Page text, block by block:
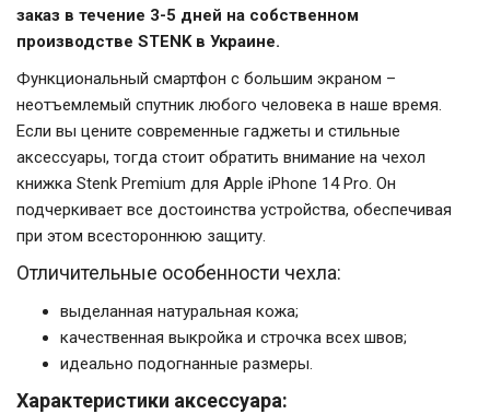
заказ в течение 3-5 дней на собственном
производстве STENK в Украине.
Функциональный смартфон с большим экраном –
неотъемлемый спутник любого человека в наше время.
Если вы цените современные гаджеты и стильные
аксессуары, тогда стоит обратить внимание на чехол
книжка Stenk Premium для Apple iPhone 14 Pro. Он
подчеркивает все достоинства устройства, обеспечивая
при этом всестороннюю защиту.
Отличительные особенности чехла:
выделанная натуральная кожа;
качественная выкройка и строчка всех швов;
идеально подогнанные размеры.
Характеристики аксессуара: